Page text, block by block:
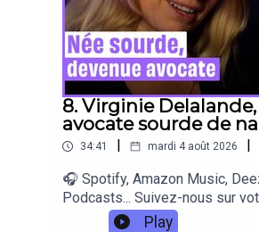
8. Virginie
avocate sourde de
34:41 | mardi 4 août 2026 |
🎧 Spotify, Amazon Music,
Podcasts... Suivez-nous sur
préférée ! 🎧 Virginie est née
Play